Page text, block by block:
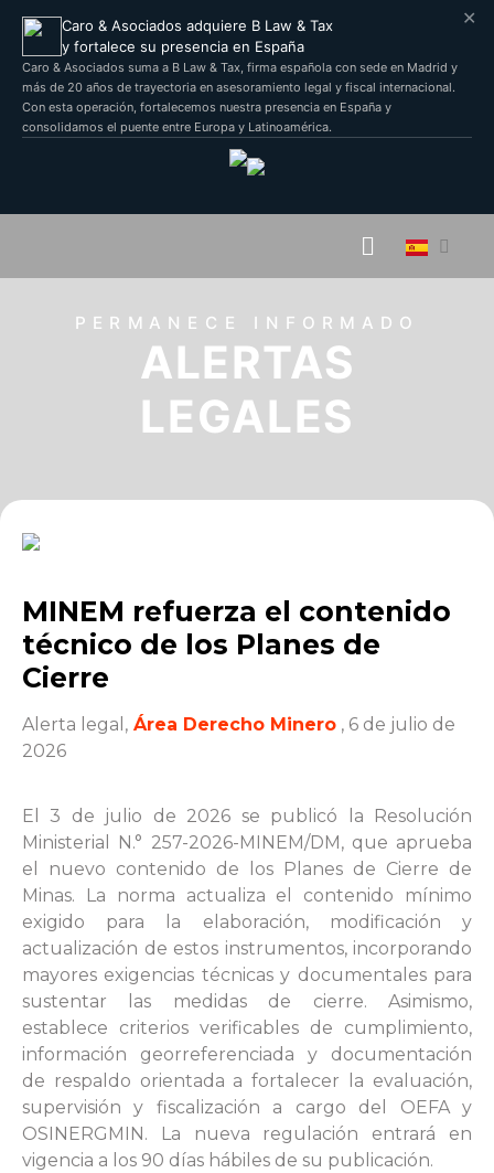
✕
Caro & Asociados adquiere B Law & Tax
y fortalece su presencia en España
Caro & Asociados suma a B Law & Tax, firma española con sede en Madrid y
más de 20 años de trayectoria en asesoramiento legal y fiscal internacional.
Con esta operación, fortalecemos nuestra presencia en España y
consolidamos el puente entre Europa y Latinoamérica.
PERMANECE INFORMADO
ALERTAS
LEGALES
MINEM refuerza el contenido
técnico de los Planes de
Cierre
Alerta legal, Área Derecho Minero , 6 de julio de
2026
El 3 de julio de 2026 se publicó la Resolución
Ministerial N.° 257-2026-MINEM/DM, que aprueba
el nuevo contenido de los Planes de Cierre de
Minas. La norma actualiza el contenido mínimo
exigido para la elaboración, modificación y
actualización de estos instrumentos, incorporando
mayores exigencias técnicas y documentales para
sustentar las medidas de cierre. Asimismo,
establece criterios verificables de cumplimiento,
información georreferenciada y documentación
de respaldo orientada a fortalecer la evaluación,
supervisión y fiscalización a cargo del OEFA y
OSINERGMIN. La nueva regulación entrará en
vigencia a los 90 días hábiles de su publicación.